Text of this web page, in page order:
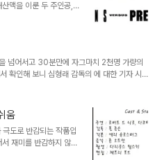
맥을 이룬 두 주인공,
이트 메어] 시리즈의
기획이었음에도 불구하
토했다. R등급의 저예
. 도전적인 발상이 거둔
인공이 한 영화에서 만
획물, [프레디 대 제이
넘어서고 30분만에 자그마치 2천명 가량의
확인해 보니 심형래 감독의 에 대한 기자 시
로거 뉴스의 상단에 놓였던 것이다. 포스팅
은 이 내용을 포스팅하면서 개인적으로 한국
달았을 뿐이다. 굳이 에 한정하는 말은 아니
다. 사실 내 블로그에는 웬만하면 잘 답글이
하는 거다. 더 골때린건 그게 나에 대한 비..
움
도로 반감되는 작품입
재미를 반감하지 않는
마저 원치 않는 분께서